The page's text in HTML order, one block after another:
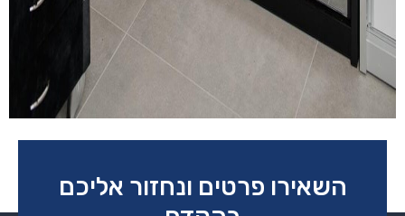
השאירו פרטים ונחזור אליכם